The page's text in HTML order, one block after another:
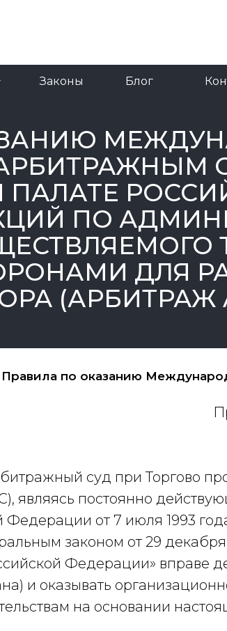
Законы Блог
ПО
ДЛЯ
(АРБИТРАЖ
Правила по оказанию
суд при Торгово
являясь постоянно
Федерации от 7 июля 1993
законом от 29
Федерации» вправе
и оказывать
на основании